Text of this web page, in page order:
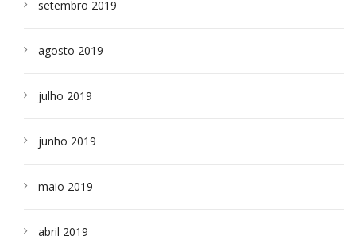
setembro 2019
agosto 2019
julho 2019
junho 2019
maio 2019
abril 2019